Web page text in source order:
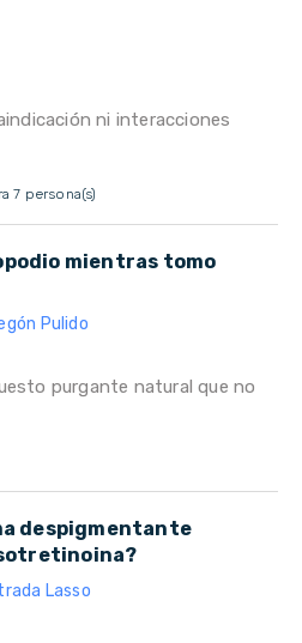
ni interacciones
7 persona(s)
mientras tomo
Pulido
purgante natural que no
despigmentante
Lasso